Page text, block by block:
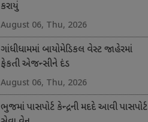
કરાયું
August 06, Thu, 2026
ગાંધીધામમાં બાયોમેડિકલ વેસ્ટ જાહેરમાં
ફેકતી એજન્સીને દંડ
August 06, Thu, 2026
ભુજમાં પાસપોર્ટ કેન્દ્રની મદદે આવી પાસપોર્ટ